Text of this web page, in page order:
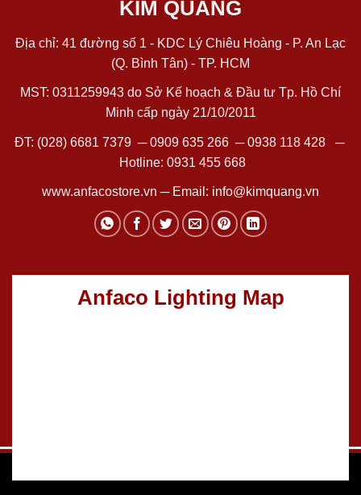
KIM QUANG
Địa chỉ: 41 đường số 1 - KDC Lý Chiêu Hoàng - P. An Lạc
(Q. Bình Tân) - TP. HCM
MST: 0311259943 do Sở Kế hoạch & Đầu tư Tp. Hồ Chí
Minh cấp ngày 21/10/2011
ĐT: (028) 6681 7379 ─0909 635 266─0938 118 428─
Hotline: 0931 455 668
www.anfacostore.vn ─ Email: info@kimquang.vn
Anfaco Lighting Map